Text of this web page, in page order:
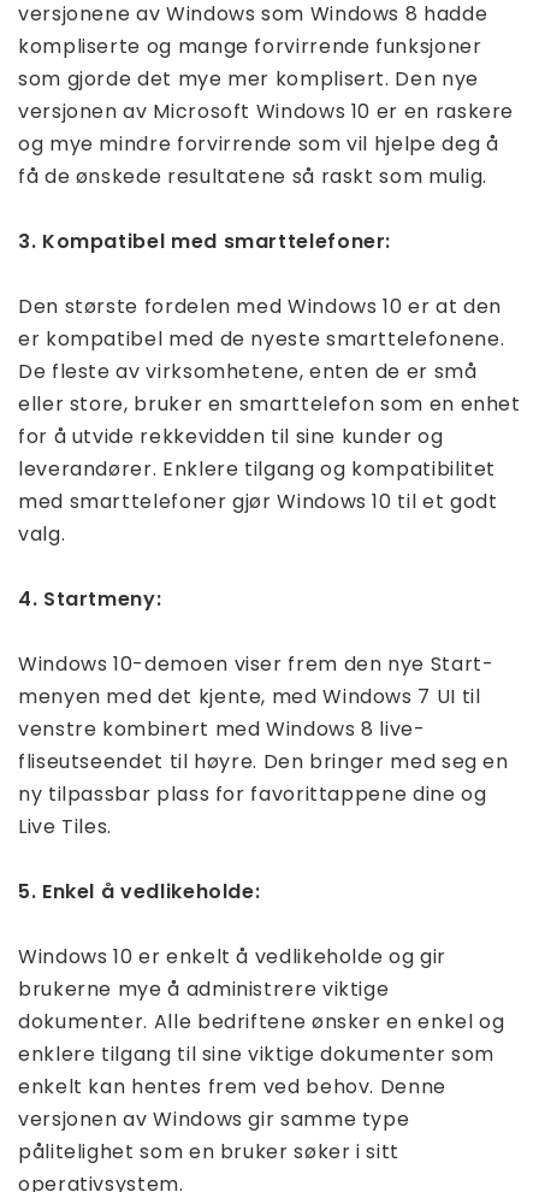
versjonene av Windows som Windows 8 hadde
kompliserte og mange forvirrende funksjoner
som gjorde det mye mer komplisert. Den nye
versjonen av Microsoft Windows 10 er en raskere
og mye mindre forvirrende som vil hjelpe deg å
få de ønskede resultatene så raskt som mulig.
3. Kompatibel med smarttelefoner:
Den største fordelen med Windows 10 er at den
er kompatibel med de nyeste smarttelefonene.
De fleste av virksomhetene, enten de er små
eller store, bruker en smarttelefon som en enhet
for å utvide rekkevidden til sine kunder og
leverandører. Enklere tilgang og kompatibilitet
med smarttelefoner gjør Windows 10 til et godt
valg.
4. Startmeny:
Windows 10-demoen viser frem den nye Start-
menyen med det kjente, med Windows 7 UI til
venstre kombinert med Windows 8 live-
fliseutseendet til høyre. Den bringer med seg en
ny tilpassbar plass for favorittappene dine og
Live Tiles.
5. Enkel å vedlikeholde:
Windows 10 er enkelt å vedlikeholde og gir
brukerne mye å administrere viktige
dokumenter. Alle bedriftene ønsker en enkel og
enklere tilgang til sine viktige dokumenter som
enkelt kan hentes frem ved behov. Denne
versjonen av Windows gir samme type
pålitelighet som en bruker søker i sitt
operativsystem.